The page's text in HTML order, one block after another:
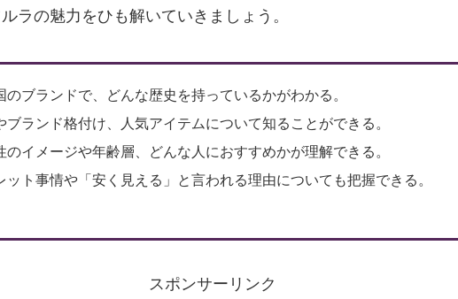
ラの魅力をひも解いていきましょう。
ブランドで、どんな歴史を持っているかがわかる。
ブランド格付け、人気アイテムについて知ることができる。
のイメージや年齢層、どんな人におすすめかが理解できる。
ット事情や「安く見える」と言われる理由についても把握できる。
スポンサーリンク